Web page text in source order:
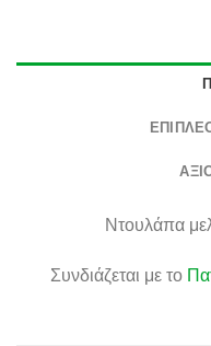
Ντουλάπα
Συνδιάζεται με το